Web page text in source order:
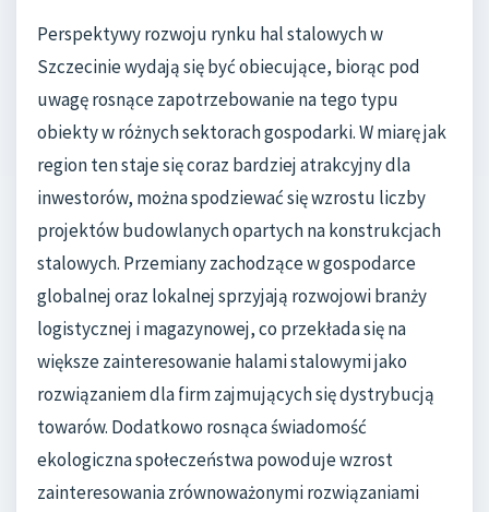
Perspektywy rozwoju rynku hal stalowych w
Szczecinie wydają się być obiecujące, biorąc pod
uwagę rosnące zapotrzebowanie na tego typu
obiekty w różnych sektorach gospodarki. W miarę jak
region ten staje się coraz bardziej atrakcyjny dla
inwestorów, można spodziewać się wzrostu liczby
projektów budowlanych opartych na konstrukcjach
stalowych. Przemiany zachodzące w gospodarce
globalnej oraz lokalnej sprzyjają rozwojowi branży
logistycznej i magazynowej, co przekłada się na
większe zainteresowanie halami stalowymi jako
rozwiązaniem dla firm zajmujących się dystrybucją
towarów. Dodatkowo rosnąca świadomość
ekologiczna społeczeństwa powoduje wzrost
zainteresowania zrównoważonymi rozwiązaniami